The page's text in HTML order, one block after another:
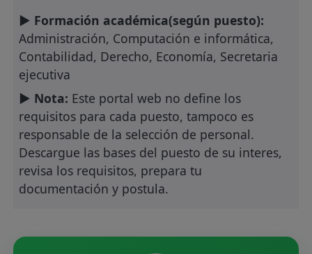
► Formación académica(según puesto):
Administración, Computación e informática,
Contabilidad, Derecho, Economía, Secretaria
ejecutiva
► Nota: Este portal web no define los
requisitos para cada puesto, tampoco es
responsable de la selección de personal.
Descargue las bases del puesto de su interes,
revisa los requisitos, prepara tu
documentación y postula.